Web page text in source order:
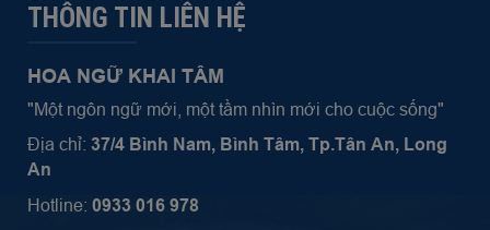
THÔNG TIN LIÊN HỆ
HOA NGỮ KHAI TÂM
"Một ngôn ngữ mới, một tầm nhìn mới cho cuộc sống"
Địa chỉ: 37/4 Bình Nam, Bình Tâm, Tp.Tân An, Long
An
Hotline: 0933 016 978